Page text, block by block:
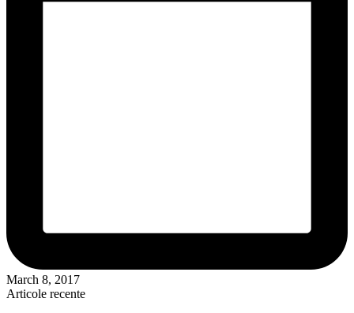
March 8, 2017
Articole recente